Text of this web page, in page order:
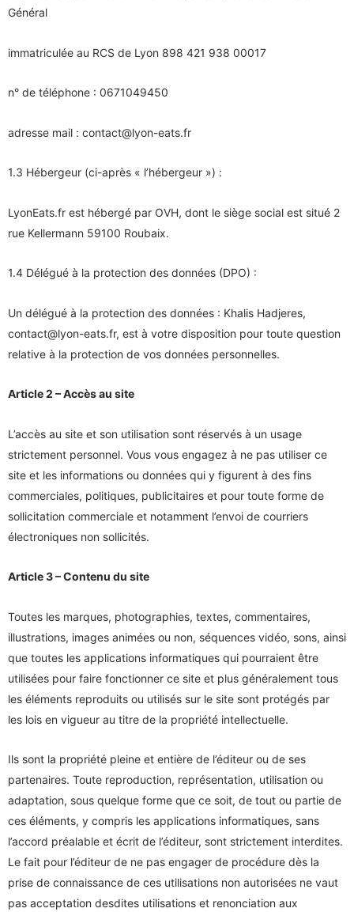
Général
immatriculée au RCS de Lyon 898 421 938 00017
n° de téléphone : 0671049450
adresse mail : contact@lyon-eats.fr
1.3 Hébergeur (ci-après « l’hébergeur ») :
LyonEats.fr est hébergé par OVH, dont le siège social est situé 2
rue Kellermann 59100 Roubaix.
1.4 Délégué à la protection des données (DPO) :
Un délégué à la protection des données : Khalis Hadjeres,
contact@lyon-eats.fr, est à votre disposition pour toute question
relative à la protection de vos données personnelles.
Article 2 – Accès au site
L’accès au site et son utilisation sont réservés à un usage
strictement personnel. Vous vous engagez à ne pas utiliser ce
site et les informations ou données qui y figurent à des fins
commerciales, politiques, publicitaires et pour toute forme de
sollicitation commerciale et notamment l’envoi de courriers
électroniques non sollicités.
Article 3 – Contenu du site
Toutes les marques, photographies, textes, commentaires,
illustrations, images animées ou non, séquences vidéo, sons, ainsi
que toutes les applications informatiques qui pourraient être
utilisées pour faire fonctionner ce site et plus généralement tous
les éléments reproduits ou utilisés sur le site sont protégés par
les lois en vigueur au titre de la propriété intellectuelle.
Ils sont la propriété pleine et entière de l’éditeur ou de ses
partenaires. Toute reproduction, représentation, utilisation ou
adaptation, sous quelque forme que ce soit, de tout ou partie de
ces éléments, y compris les applications informatiques, sans
l’accord préalable et écrit de l’éditeur, sont strictement interdites.
Le fait pour l’éditeur de ne pas engager de procédure dès la
prise de connaissance de ces utilisations non autorisées ne vaut
pas acceptation desdites utilisations et renonciation aux